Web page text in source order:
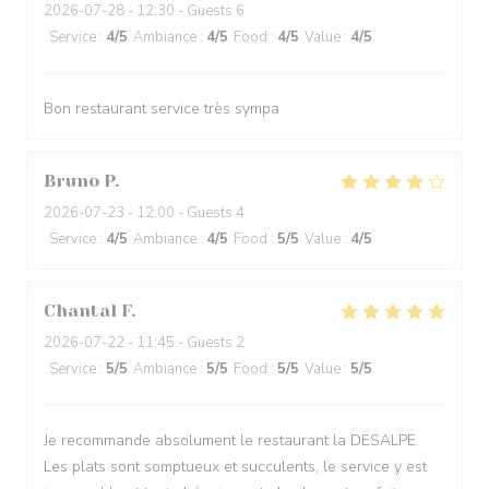
2026-07-28 - 12:30 - Guests 6
Service : 4/5 Ambiance : 4/5 Food : 4/5 Value : 4/5
Bon restaurant service très sympa
Bruno P
2026-07-23 - 12:00 - Guests 4
Service : 4/5 Ambiance : 4/5 Food : 5/5 Value : 4/5
Chantal F
2026-07-22 - 11:45 - Guests 2
Service : 5/5 Ambiance : 5/5 Food : 5/5 Value : 5/5
Je recommande absolument le restaurant la DESALPE.
Les plats sont somptueux et succulents, le service y est